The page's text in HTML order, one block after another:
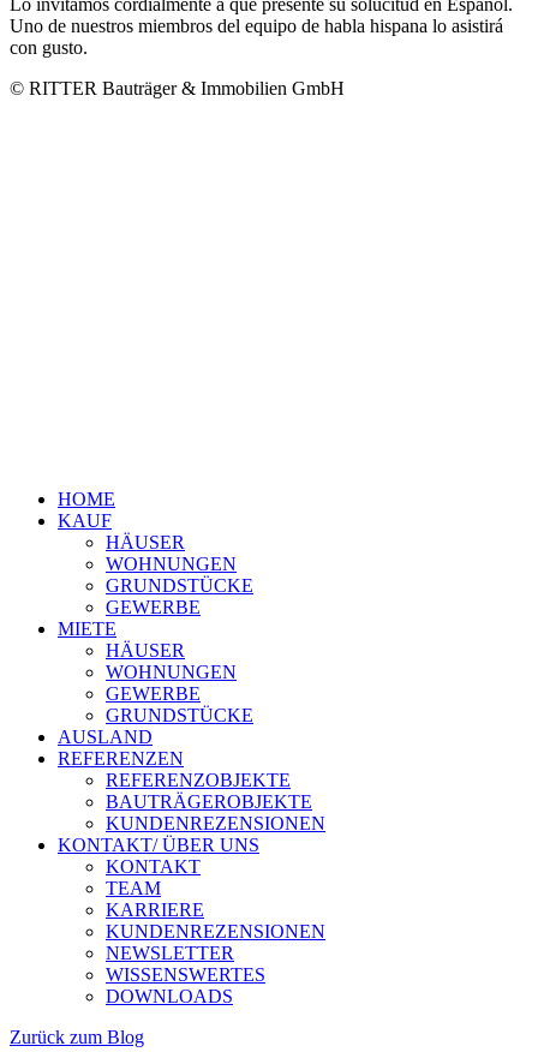
Lo invitamos cordialmente a que presente su solucitud en Espanol.
Uno de nuestros miembros del equipo de habla hispana lo asistirá
con gusto.
© RITTER Bauträger & Immobilien GmbH
HOME
KAUF
HÄUSER
WOHNUNGEN
GRUNDSTÜCKE
GEWERBE
MIETE
HÄUSER
WOHNUNGEN
GEWERBE
GRUNDSTÜCKE
AUSLAND
REFERENZEN
REFERENZOBJEKTE
BAUTRÄGEROBJEKTE
KUNDENREZENSIONEN
KONTAKT/ ÜBER UNS
KONTAKT
TEAM
KARRIERE
KUNDENREZENSIONEN
NEWSLETTER
WISSENSWERTES
DOWNLOADS
Zurück zum Blog